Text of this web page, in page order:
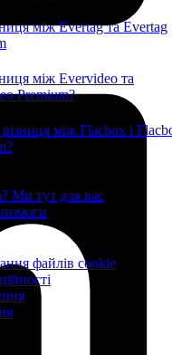
між Evertag та Evertag
між Evervideo та
Premium?
між Flacbox і
Ми тут для вас
файлів cookie